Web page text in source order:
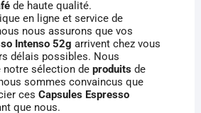
de haute qualité.
en ligne et service de
nous assurons que vos
Intenso 52g arrivent chez vous
délais possibles. Nous
sélection de produitsde
sommes convaincus que
ces Capsules Espresso
que nous.